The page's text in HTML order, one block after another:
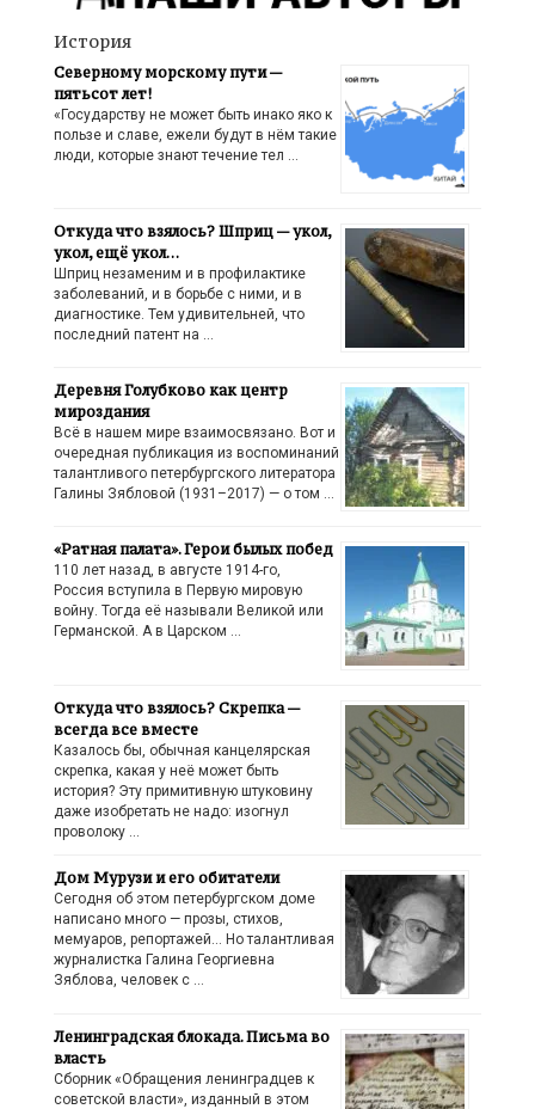
История
Северному морскому пути —
пятьсот лет!
«Государству не может быть инако яко к
пользе и славе, ежели будут в нём такие
люди, которые знают течение тел …
Откуда что взялось? Шприц — укол,
укол, ещё укол…
Шприц незаменим и в профилактике
заболеваний, и в борьбе с ними, и в
диагностике. Тем удивительней, что
последний патент на …
Деревня Голубково как центр
мироздания
Всё в нашем мире взаимосвязано. Вот и
очередная публикация из воспоминаний
талантливого петербургского литератора
Галины Зябловой (1931–2017) — о том …
«Ратная палата». Герои былых побед
110 лет назад, в августе 1914-го,
Россия вступила в Первую мировую
войну. Тогда её называли Великой или
Германской. А в Царском …
Откуда что взялось? Скрепка —
всегда все вместе
Казалось бы, обычная канцелярская
скрепка, какая у неё может быть
история? Эту примитивную штуковину
даже изобретать не надо: изогнул
проволоку …
Дом Мурузи и его обитатели
Сегодня об этом петербургском доме
написано много — прозы, стихов,
мемуаров, репортажей… Но талантливая
журналистка Галина Георгиевна
Зяблова, человек с …
Ленинградская блокада. Письма во
власть
Сборник «Обращения ленинградцев к
советской власти», изданный в этом